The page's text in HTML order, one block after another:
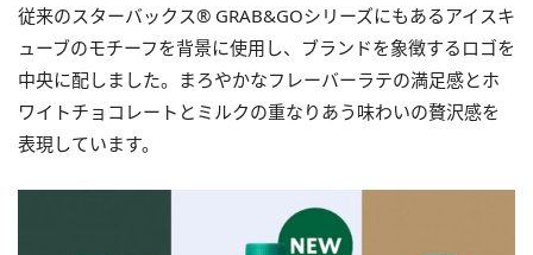
従来のスターバックス® GRAB&GOシリーズにもあるアイスキ
ューブのモチーフを背景に使用し、ブランドを象徴するロゴを
中央に配しました。まろやかなフレーバーラテの満足感とホ
ワイトチョコレートとミルクの重なりあう味わいの贅沢感を
表現しています。